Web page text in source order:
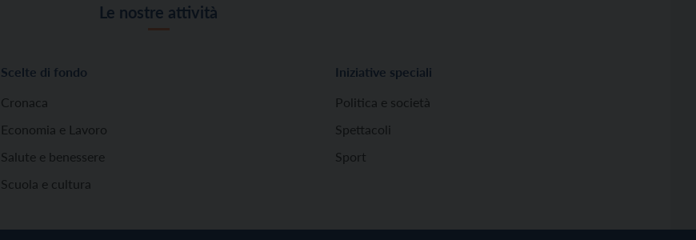
Le nostre attività
Scelte di fondo
Cronaca
Economia e Lavoro
Salute e benessere
Scuola e cultura
Iniziative speciali
Politica e società
Spettacoli
Sport